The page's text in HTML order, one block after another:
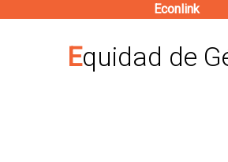
contenido
Econlink
Equidad de